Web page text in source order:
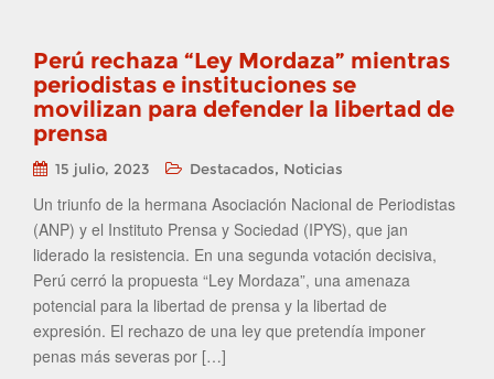
Perú rechaza “Ley Mordaza” mientras
periodistas e instituciones se
movilizan para defender la libertad de
prensa
15 julio, 2023 Destacados, Noticias
Un triunfo de la hermana Asociación Nacional de Periodistas
(ANP) y el Instituto Prensa y Sociedad (IPYS), que jan
liderado la resistencia. En una segunda votación decisiva,
Perú cerró la propuesta “Ley Mordaza”, una amenaza
potencial para la libertad de prensa y la libertad de
expresión. El rechazo de una ley que pretendía imponer
penas más severas por […]